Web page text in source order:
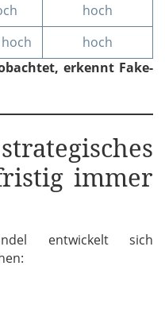
hoch
hoch
erkennt Fake-
immer
entwickelt sich